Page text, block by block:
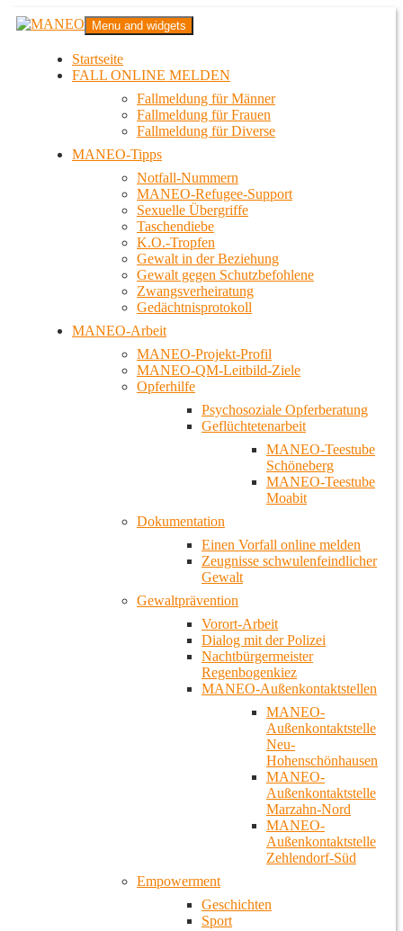
Zum
InhaltMANEO
Das schwule Anti-Gewalt-Projekt in Berlin
Menu and widgets
Startseite
FALL ONLINE MELDEN
Fallmeldung für Männer
Fallmeldung für Frauen
Fallmeldung für Diverse
MANEO-Tipps
Notfall-Nummern
MANEO-Refugee-Support
Sexuelle Übergriffe
Taschendiebe
K.O.-Tropfen
Gewalt in der Beziehung
Gewalt gegen Schutzbefohlene
Zwangsverheiratung
Gedächtnisprotokoll
MANEO-Arbeit
MANEO-Projekt-Profil
MANEO-QM-Leitbild-Ziele
Opferhilfe
Psychosoziale Opferberatung
Geflüchtetenarbeit
MANEO-Teestube
Schöneberg
MANEO-Teestube
Moabit
Dokumentation
Einen Vorfall online melden
Zeugnisse schwulenfeindlicher
Gewalt
Gewaltprävention
Vorort-Arbeit
Dialog mit der Polizei
Nachtbürgermeister
Regenbogenkiez
MANEO-Außenkontaktstellen
MANEO-
Außenkontaktstelle
Neu-
Hohenschönhausen
MANEO-
Außenkontaktstelle
Marzahn-Nord
MANEO-
Außenkontaktstelle
Zehlendorf-Süd
Empowerment
Geschichten
Sport